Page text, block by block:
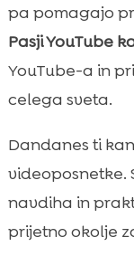
pa pomagajo
Pasji YouTube
YouTube-a in
celega sveta.
Dandanes ti
videoposnetke.
navdiha in
prijetno okolje